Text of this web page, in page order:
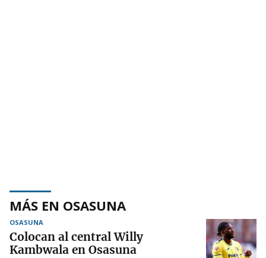
MÁS EN OSASUNA
OSASUNA
Colocan al central Willy
Kambwala en Osasuna